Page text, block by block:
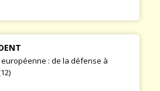
: de la défense à